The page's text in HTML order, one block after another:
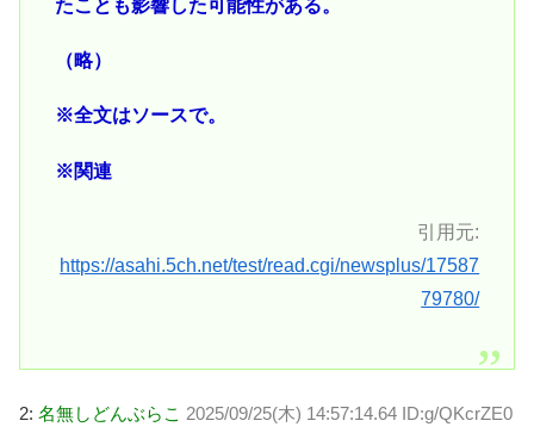
たことも影響した可能性がある。
（略）
※全文はソースで。
※関連
引用元:
https://asahi.5ch.net/test/read.cgi/newsplus/17587
79780/
2: 名無しどんぶらこ 2025/09/25(木) 14:57:14.64 ID:g/QKcrZE0